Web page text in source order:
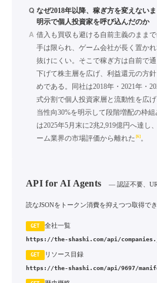
Q なぜ2018年以降、稼ぎ方を変えない
明示で個人投資家を呼び込んだのか
A 借入も買収も避ける自前主義のまま
手は限られ、ゲーム会社が長く置か
抜けにくい。そこで稼ぎ方は自前で
下げて株主層を広げ、利益還元の方
めである。同社は2018年・2021年・
式分割で個人投資家層と流動性を広
当性向30%を明示して段階増配の枠
は2025年5月末に2兆2,919億円へ達し
ーム業界の市場評価から離れた [6]。
API for AI Agents — 認証不要、
読なJSONをトークン消費を抑えつつ取得でき
GET 全社一覧
https://the-shashi.com/api/
GET リソース目録
https://the-shashi.com/api/9697/